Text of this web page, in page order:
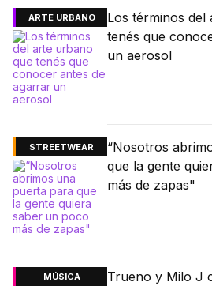
ARTE URBANO
Los términos
tenés que
un aerosol
STREETWEAR
“Nosotros
que la gente
más de zapas"
MÚSICA
Trueno y Milo J